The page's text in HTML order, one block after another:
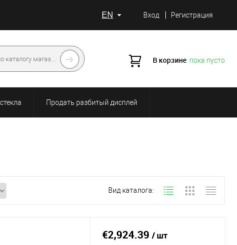
EN Вход Регистрация
В корзине пока пусто
Продать разбитый дисплей
Вид каталога:
€2,924.39 / шт